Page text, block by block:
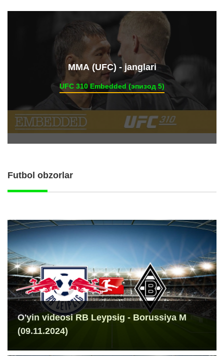
ММА (UFC) - janglari
UFC 310 Embedded (эпизод 5)
Futbol obzorlar
O'yin videosi RB Leypsig - Borussiya M
(09.11.2024)